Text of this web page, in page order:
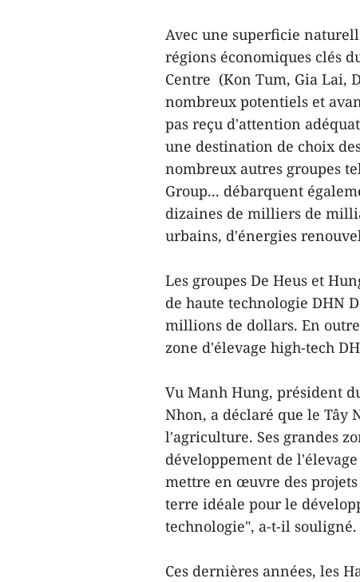
Avec une superficie
régions économiques clés
Centre (Kon Tum, Gia Lai,
nombreux potentiels et
pas reçu d'attention
une destination de choix
nombreux autres groupes
Group... débarquent
dizaines de milliers de
urbains, d'énergies
Les groupes De Heus et
de haute technologie DHN
millions de dollars. En
zone d'élevage high-tech
Vu Manh Hung, président
Nhon, a déclaré que le Tây
l'agriculture. Ses grandes
développement de
mettre en œuvre des
terre idéale pour le
technologie", a-t-il souligné.
Ces dernières années, les